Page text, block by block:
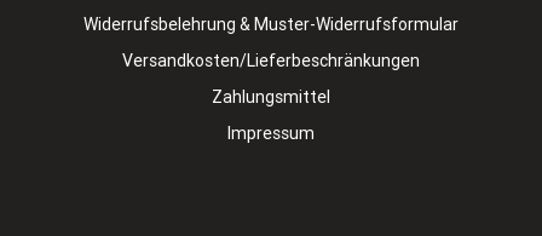
Widerrufsbelehrung & Muster-Widerrufsformular
Versandkosten/Lieferbeschränkungen
Zahlungsmittel
Impressum